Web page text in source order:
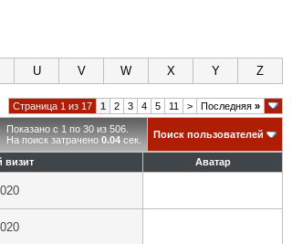
U V W X Y Z
Страница 1 из 17 1 2 3 4 5 11 > Последняя »
Показано с 1 по 30 из 506.
На поиск затрачено 0.04 сек. Поиск пользователей
визит Аватар